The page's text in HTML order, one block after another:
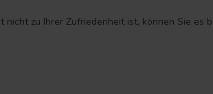
zu Ihrer Zufriedenheit ist, können Sie es